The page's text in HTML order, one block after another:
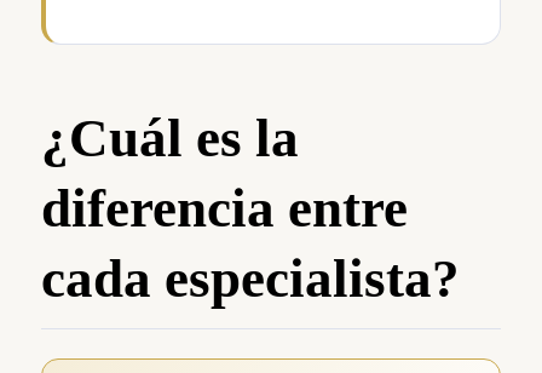
¿Cuál es la
diferencia entre
cada especialista?